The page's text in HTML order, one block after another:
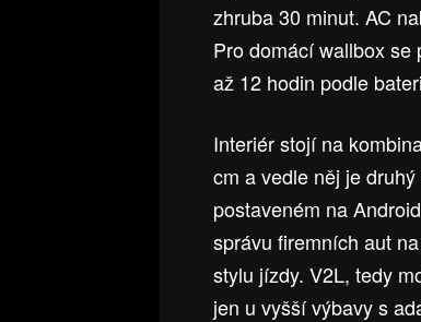
zhruba 30 minut. AC
Pro domácí wallbox
až 12 hodin podle
Interiér stojí na
cm a vedle něj je
postaveném na
správu firemních aut
stylu jízdy. V2L, tedy
jen u vyšší výbavy s